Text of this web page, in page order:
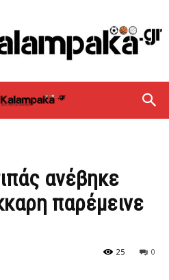
ανέβηκε
παρέμεινε
0
25